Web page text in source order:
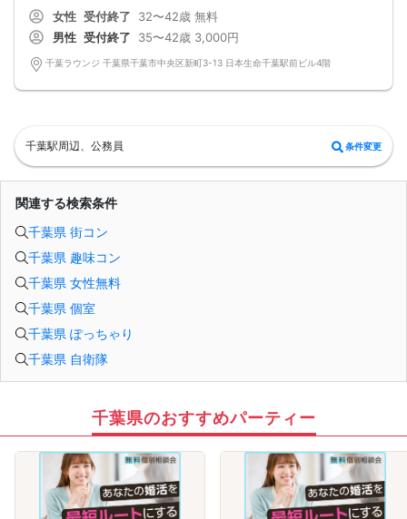
女性 受付終了 32〜42歳 無料
男性 受付終了 35〜42歳 3,000円
千葉ラウンジ 千葉県千葉市中央区新町3-13 日本生命千葉駅前ビル4階
千葉駅周辺、公務員 条件変更
関連する検索条件
千葉県 街コン
千葉県 趣味コン
千葉県 女性無料
千葉県 個室
千葉県 ぽっちゃり
千葉県 自衛隊
千葉県のおすすめパーティー